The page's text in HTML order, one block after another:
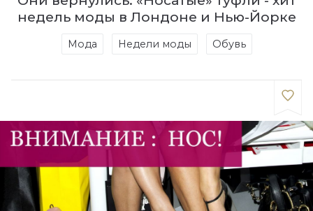
недель моды в Лондоне и Нью-Йорке
Мода Недели моды Обувь